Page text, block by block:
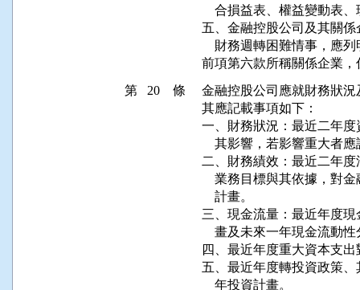
合損益表、權益變動表
五、金融控股公司及其關
財務週轉困難情事，應
前項第六款所稱關係企業
第 20 條
金融控股公司應就財務狀
其應記載事項如下：
一、財務狀況：最近二年
其影響，若影響重大者
二、財務績效：最近二年
業務目標與其依據，對
    計畫。
三、現金流量：最近年度
畫及未來一年現金流動
四、最近年度重大資本支
五、最近年度轉投資政策
    年投資計畫。